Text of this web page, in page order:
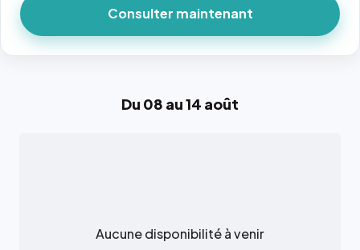
Du 08 au 14 août
Aucune disponibilité à venir
Consulter maintenant